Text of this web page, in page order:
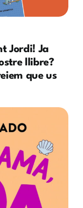
Jordi! Ja
llibre?
que us